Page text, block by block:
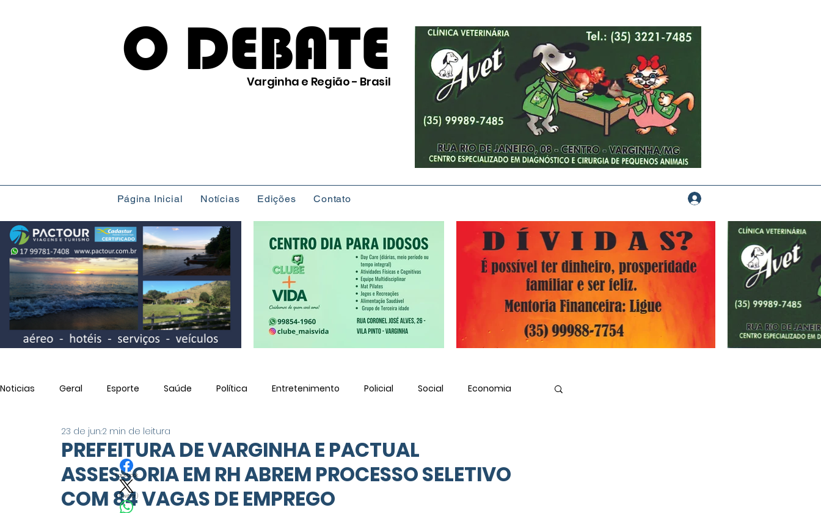
O DEBATE
Varginha e Região - Brasil
Página Inicial Notícias Edições Contato
Noticias Geral Esporte Saúde Política Entretenimento Policial Social Economia
Utilidade PúblicaPREFEITURA DE VARGINHA E PACTUAL
ASSESSORIA EM RH ABREM PROCESSO SELETIVO
COM 84 VAGAS DE EMPREGO
23 de jun.2 min de leitura
Facebook
X (Twitter)